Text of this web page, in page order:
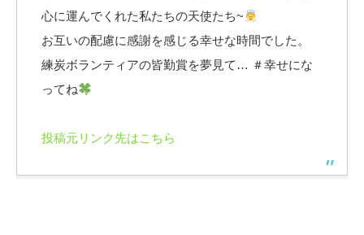
心に運んでくれた私たちの天使たち~
お互いの配慮に感謝を感じる幸せな時間でした。
練炭ボランティアの皆勤賞を夢見て… ＃幸せにな
ってね
投稿元リンク先はこちら